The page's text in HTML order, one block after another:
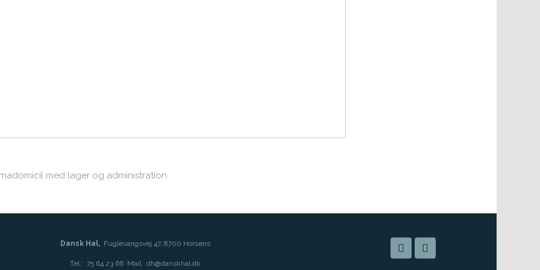
med lager og administration
Dansk Hal, Fuglevangsvej 47, 8700 Horsens
Tel.: 75 64 23 66Mail: dh@danskhal.dk